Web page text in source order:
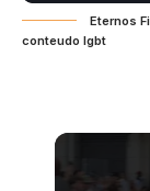
Eternos
conteudo lgbt